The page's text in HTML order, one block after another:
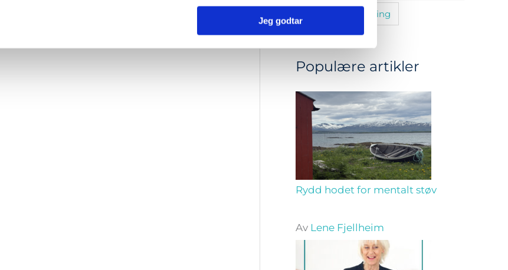
Jeg godtar
utvikling
Populære artikler
Rydd hodet for mentalt støv
Av Lene Fjellheim